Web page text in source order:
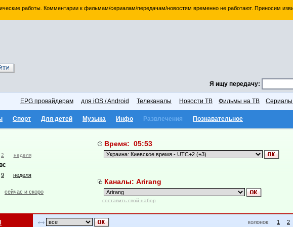
работы. Комментарии к фильмам/сериалам/передачам/новостям временно не работают. Приносим
Я ищу передачу:
EPG провайдерам для iOS / Android Телеканалы Новости ТВ Фильмы на ТВ
Спорт Для детей Музыка Инфо Развлечения Познавательное
2 неделя
9 неделя
сейчас и скоро
Время: 05:53
Каналы: Arirang
составить свой набор
колонок: 1 2